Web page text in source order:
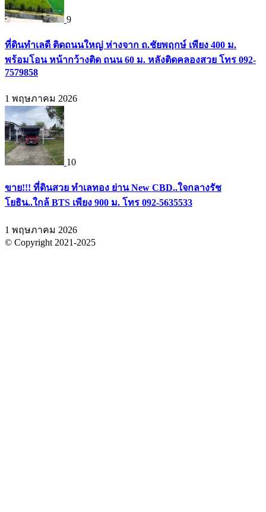
9
ที่ดินทำเลดี ติดถนนใหญ่ ห่างจาก ถ.ชัยพฤกษ์ เพียง 400 ม.
พร้อมโอน หน้ากว้างติด ถนน 60 ม. หลังติดคลองสวย โทร 092-
7579858
1 พฤษภาคม 2026
10
ขาย!!! ที่ดินสวย ทำเลทอง ย่าน New CBD..ใจกลางรัช
โยธิน..ใกล้ BTS เพียง 900 ม. โทร 092-5635533
1 พฤษภาคม 2026
© Copyright 2021-2025